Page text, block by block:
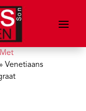
Venetiaans